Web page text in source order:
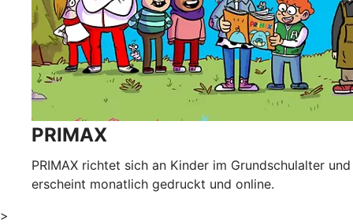
PRIMAX
PRIMAX richtet sich an Kinder im Grundschulalter und
erscheint monatlich gedruckt und online.
>